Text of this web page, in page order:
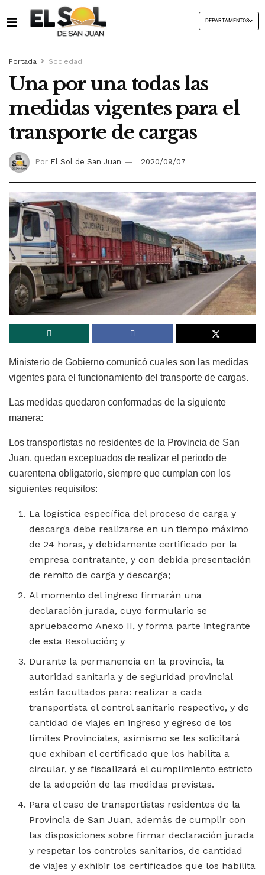
DEPARTAMENTOS
Portada Sociedad
Una por una todas las
medidas vigentes para el
transporte de cargas
Por El Sol de San Juan 2020/09/07
Ministerio de Gobierno comunicó cuales son las medidas
vigentes para el funcionamiento del transporte de cargas.
Las medidas quedaron conformadas de la siguiente
manera:
Los transportistas no residentes de la Provincia de San
Juan, quedan exceptuados de realizar el periodo de
cuarentena obligatorio, siempre que cumplan con los
siguientes requisitos:
La logística específica del proceso de carga y
descarga debe realizarse en un tiempo máximo
de 24 horas, y debidamente certificado por la
empresa contratante, y con debida presentación
de remito de carga y descarga;
Al momento del ingreso firmarán una
declaración jurada, cuyo formulario se
apruebacomo Anexo II, y forma parte integrante
de esta Resolución; y
Durante la permanencia en la provincia, la
autoridad sanitaria y de seguridad provincial
están facultados para: realizar a cada
transportista el control sanitario respectivo, y de
cantidad de viajes en ingreso y egreso de los
límites Provinciales, asimismo se les solicitará
que exhiban el certificado que los habilita a
circular, y se fiscalizará el cumplimiento estricto
de la adopción de las medidas previstas.
Para el caso de transportistas residentes de la
Provincia de San Juan, además de cumplir con
las disposiciones sobre firmar declaración jurada
y respetar los controles sanitarios, de cantidad
de viajes y exhibir los certificados que los habilita